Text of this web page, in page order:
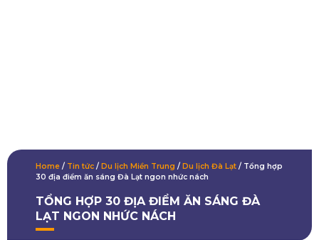
Home / Tin tức / Du lịch Miền Trung / Du lịch Đà Lạt / Tổng hợp
30 địa điểm ăn sáng Đà Lạt ngon nhức nách
TỔNG HỢP 30 ĐỊA ĐIỂM ĂN SÁNG ĐÀ
LẠT NGON NHỨC NÁCH